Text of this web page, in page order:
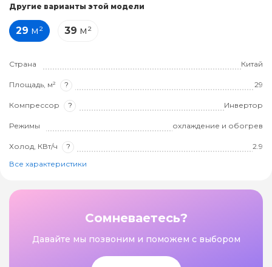
Другие варианты этой модели
29 м² 39 м²
Страна Китай
Площадь, м² ? 29
Компрессор ? Инвертор
Режимы охлаждение и обогрев
Холод, КВт/ч ?
2.9
Все характеристики
Сомневаетесь?
Давайте мы позвоним и поможем с выбором